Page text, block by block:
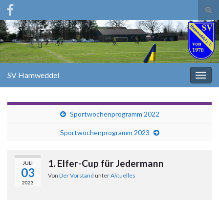
Search for:
SV Hamweddel
Sportwochenprogramm 2022
Sportwochenprogramm 2023
JULI
03
2023
1. Elfer-Cup für Jedermann
Von Der Vorstand unterAktuelles